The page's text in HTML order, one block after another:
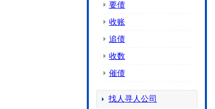
要债
收账
追债
收数
催债
找人寻人公司